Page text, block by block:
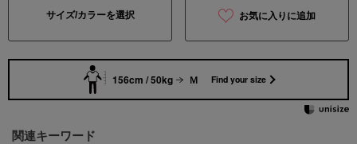
サイズ/カラーを選択 お気に入りに追加
156cm / 50kg Ｍ Find your size
関連キーワード